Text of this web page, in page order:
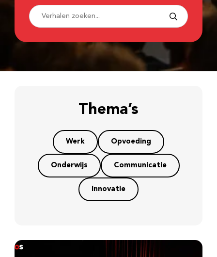
Thema’s
Werk Opvoeding
Onderwijs Communicatie
Innovatie